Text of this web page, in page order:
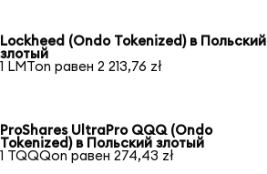
Lockheed (Ondo Tokenized) в Польский
злотый
1 LMTon равен 2 213,76 zł
ProShares UltraPro QQQ (Ondo
Tokenized) в Польский злотый
1 TQQQon равен 274,43 zł